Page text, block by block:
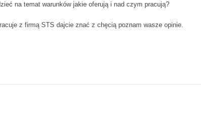
na temat warunków jakie oferują i nad czym pracują?
z firmą STS dajcie znać z chęcią poznam wasze opinie.
w dół.
dla kciuka w górę.